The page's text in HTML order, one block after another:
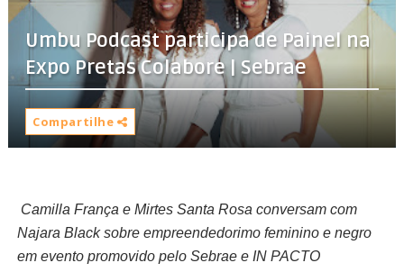
Umbu Podcast participa de Painel na
Expo Pretas Colabore | Sebrae
Compartilhe
Camilla França e Mirtes Santa Rosa conversam com
Najara Black sobre empreendedorimo feminino e negro
em evento promovido pelo Sebrae e IN PACTO